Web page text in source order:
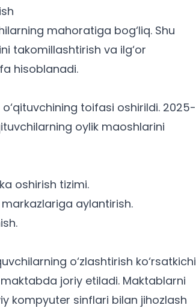
mahoratiga bog‘liq. Shu
takomillashtirish va ilg‘or
hisoblanadi.
toifasi oshirildi. 2025-
oylik maoshlarini
oshirish tizimi.
aylantirish.
o‘zlashtirish ko‘rsatkichi
joriy etiladi. Maktablarni
kompyuter sinflari bilan jihozlash